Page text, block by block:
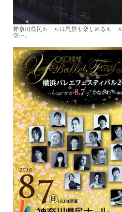
神奈川県民ホールは風景も楽しめるホー
空…。